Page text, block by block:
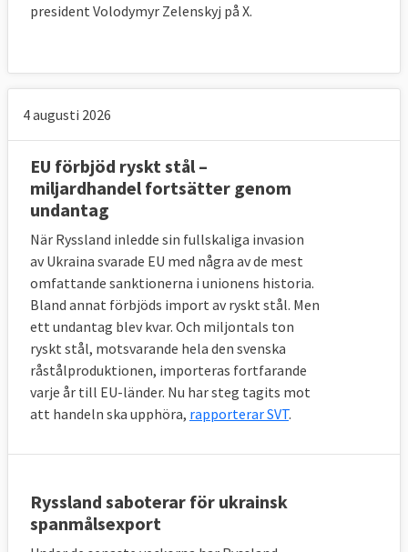
president Volodymyr Zelenskyj på X.
4 augusti 2026
EU förbjöd ryskt stål –
miljardhandel fortsätter genom
undantag
När Ryssland inledde sin fullskaliga invasion
av Ukraina svarade EU med några av de mest
omfattande sanktionerna i unionens historia.
Bland annat förbjöds import av ryskt stål. Men
ett undantag blev kvar. Och miljontals ton
ryskt stål, motsvarande hela den svenska
råstålproduktionen, importeras fortfarande
varje år till EU-länder. Nu har steg tagits mot
att handeln ska upphöra, rapporterar SVT.
Ryssland saboterar för ukrainsk
spanmålsexport